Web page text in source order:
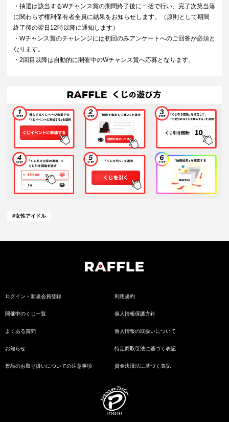
・抽選は該当するWチャンス賞の期間終了後に一括で行い、完了次第当落
に関わらず権利保有者全員に結果をお知らせします。（原則として期間
終了後の翌日12時以降に通知します）
・Wチャンス賞のチャレンジには初回のみアンケートへのご回答が必須と
なります。
・2回目以降は自動的に開催中のWチャンス賞へ応募となります。
#女性アイドル
ログイン・新規会員登録
開催中のくじ一覧
よくある質問
お知らせ
景品のお取り扱いについての注意事項
利用規約
個人情報保護方針
個人情報の取扱いについて
特定商取引法に基づく表記
資金決済法に基づく表記